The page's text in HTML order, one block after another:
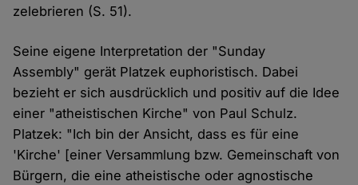
zelebrieren (S. 51).
Seine eigene Interpretation der "Sunday
Assembly" gerät Platzek euphoristisch. Dabei
bezieht er sich ausdrücklich und positiv auf die Idee
einer "atheistischen Kirche" von Paul Schulz.
Platzek: "Ich bin der Ansicht, dass es für eine
'Kirche' [einer Versammlung bzw. Gemeinschaft von
Bürgern, die eine atheistische oder agnostische